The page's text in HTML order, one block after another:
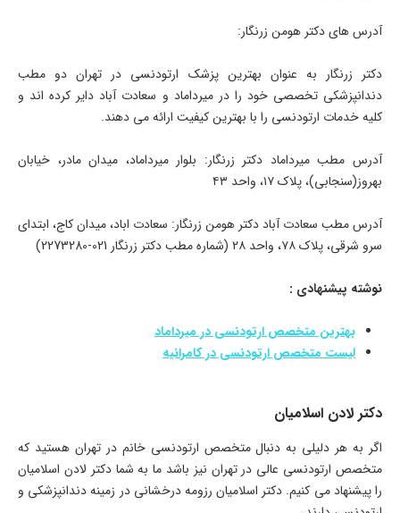
آدرس های دکتر هومن زرنگار:
دکتر زرنگار به عنوان بهترین پزشک ارتودنسی در تهران دو مطب
دندانپزشکی تخصصی خود را در میرداماد و سعادت آباد دایر کرده اند و
کلیه خدمات ارتودنسی را با بهترین کیفیت ارائه می دهند.
آدرس مطب میرداماد دکتر زرنگار: بلوار میرداماد، میدان مادر، خیابان
بهروز(سنجابی)، پلاک ۱۷، واحد ۴۳
آدرس مطب سعادت آباد دکتر هومن زرنگار: سعادت اباد، میدان کاج، ابتدای
سرو شرقی، پلاک ۷۸، واحد ۲۸ (شماره مطب دکتر زرنگار 021-2273280)
نوشته پیشنهادی :
بهترین متخصص ارتودنسی در میرداماد
لیست متخصص ارتودنسی در کامرانیه
دکتر لادن اسلامیان
اگر به هر دلیلی به دنبال متخصص ارتودنسی خانم در تهران هستید که
متخصص ارتودنسی عالی در تهران نیز باشد ما به شما دکتر لادن اسلامیان
را پیشنهاد می کنیم. دکتر اسلامیان رزومه درخشانی در زمینه دندانپزشکی و